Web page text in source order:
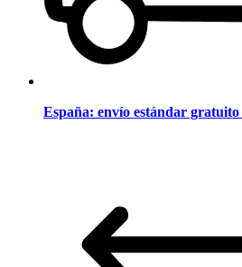
España: envío estándar gratuito